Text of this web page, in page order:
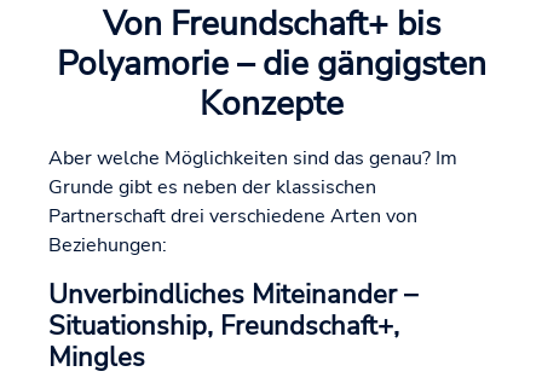
Von Freundschaft+ bis
Polyamorie – die gängigsten
Konzepte
Aber welche Möglichkeiten sind das genau? Im
Grunde gibt es neben der klassischen
Partnerschaft drei verschiedene Arten von
Beziehungen:
Unverbindliches Miteinander –
Situationship, Freundschaft+,
Mingles